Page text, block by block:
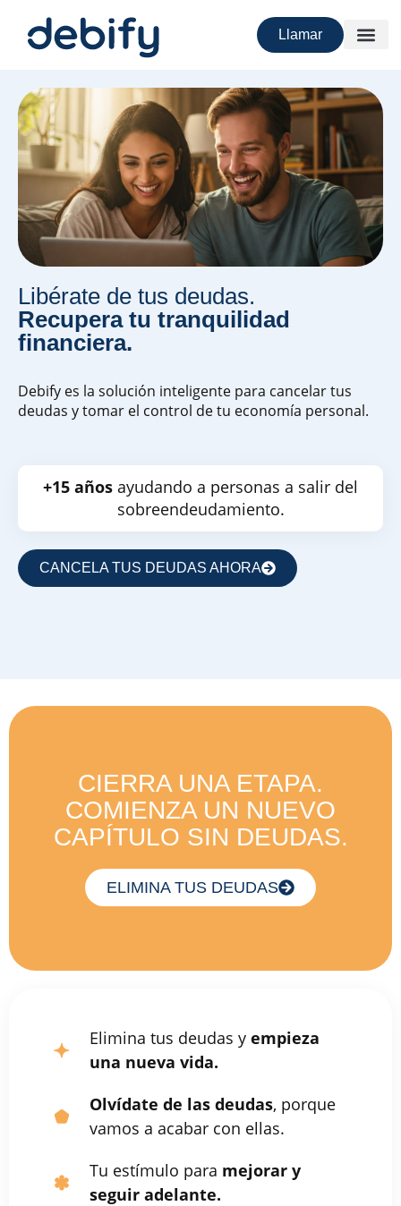
Llamar
Libérate de tus deudas.
Recupera tu tranquilidad
financiera.
Debify es la solución inteligente para cancelar tus
deudas y tomar el control de tu economía personal.
+15 años ayudando a personas a salir del
sobreendeudamiento.
CANCELA TUS DEUDAS AHORA
Elimina tus deudas y empieza
una nueva vida.
Olvídate de las deudas, porque
vamos a acabar con ellas.
Tu estímulo para mejorar y
seguir adelante.
CIERRA UNA ETAPA.
COMIENZA UN NUEVO
CAPÍTULO SIN DEUDAS.
ELIMINA TUS DEUDAS